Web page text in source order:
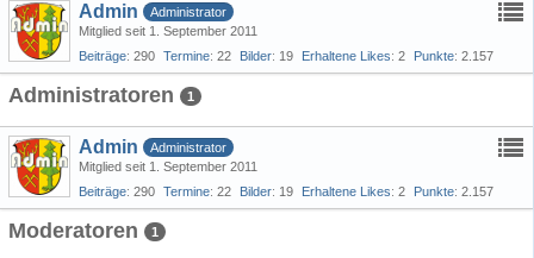
Admin
Administrator
Mitglied seit 1. September 2011
Beiträge 290 Termine 22 Bilder 19 Erhaltene Likes 2 Punkte 2.157
Administratoren 1
Admin
Administrator
Mitglied seit 1. September 2011
Beiträge 290 Termine 22 Bilder 19 Erhaltene Likes 2 Punkte 2.157
Moderatoren 1